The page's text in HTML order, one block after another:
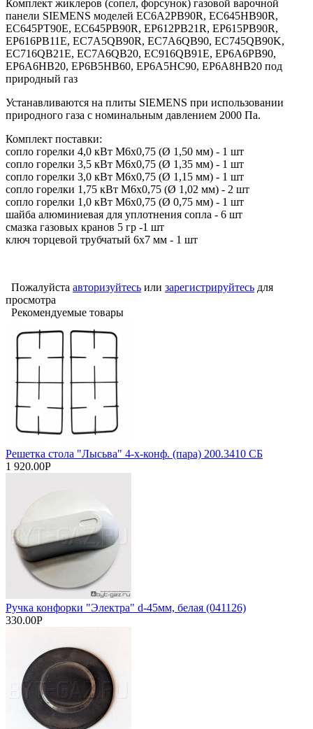
Комплект жиклеров (сопел, форсунок) газовой варочной
панели SIEMENS моделей EC6A2PB90R, EC645HB90R,
EC645PT90E, EC645PB90R, EP612PB21R, EP615PB90R,
EP616PB11E, EC7A5QB90R, EC7A6QB90, EC745QB90K,
EC716QB21E, EC7A6QB20, EC916QB91E, EP6A6PB90,
EP6A6HB20, EP6B5HB60, EP6A5HC90, EP6A8HB20 под
природный газ
Устанавливаются на плиты SIEMENS при использовании
природного газа с номинальным давлением 2000 Па.
Комплект поставки:
сопло горелки 4,0 кВт М6х0,75 (Ø 1,50 мм) - 1 шт
сопло горелки 3,5 кВт М6х0,75 (Ø 1,35 мм) - 1 шт
сопло горелки 3,0 кВт М6х0,75 (Ø 1,15 мм) - 1 шт
сопло горелки 1,75 кВт М6х0,75 (Ø 1,02 мм) - 2 шт
сопло горелки 1,0 кВт М6х0,75 (Ø 0,75 мм) - 1 шт
шайба алюминиевая для уплотнения сопла - 6 шт
смазка газовых кранов 5 гр -1 шт
ключ торцевой трубчатый 6х7 мм - 1 шт
Пожалуйста авторизуйтесь или зарегистрируйтесь для
просмотра
Рекомендуемые товары
Решетка стола "Лысьва" 4-х-конф. (пара) 200.3410 СБ
1 920.00Р
Ручка конфорки "Электра" d-45мм, белая (041126)
330.00Р